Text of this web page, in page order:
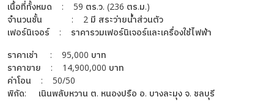
เนื้อที่ทั้งหมด : 59 ตร.ว. (236 ตร.ม.)
จำนวนชั้น : 2 มี สระว่ายน้ำส่วนตัว
เฟอร์นิเจอร์ : ราคารวมเฟอร์นิเจอร์และเครื่องใช้ไฟฟ้า
ราคาเช่า : 95,000 บาท
ราคาขาย : 14,900,000 บาท
ค่าโอน : 50/50
พิกัด: เนินพลับหวาน ต. หนองปรือ อ. บางละมุง จ. ชลบุรี